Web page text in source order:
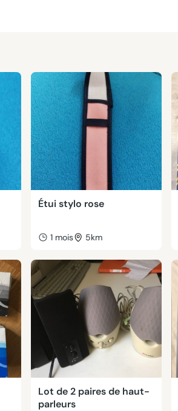
Étui stylo rose
1 mois 5km
Lot de 2 paires de haut-
parleurs